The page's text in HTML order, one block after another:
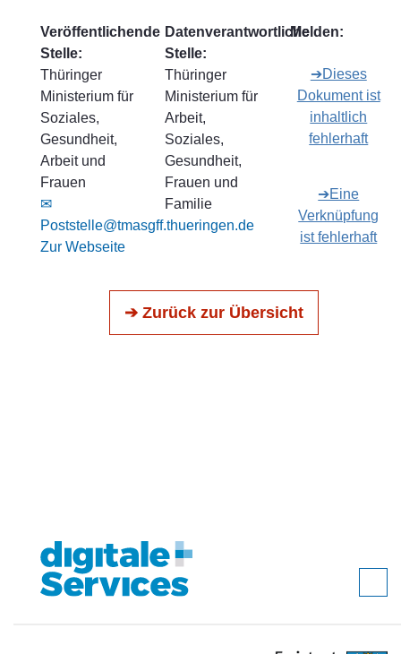
Veröffentlichende
Stelle:
Thüringer
Ministerium für
Soziales,
Gesundheit,
Arbeit und
Frauen
✉
Poststelle@tmasgff.thueringen.de
Zur Webseite
Datenverantwortliche
Stelle:
Thüringer
Ministerium für
Arbeit,
Soziales,
Gesundheit,
Frauen und
Familie
Melden:
➔Dieses
Dokument ist
inhaltlich
fehlerhaft
➔Eine
Verknüpfung
ist fehlerhaft
➔ Zurück zur Übersicht